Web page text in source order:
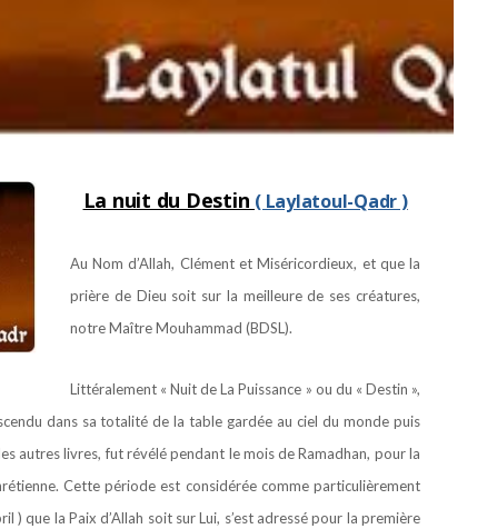
La nuit du Destin ( Laylatoul-Qadr )
Au Nom d’Allah, Clément et Miséricordieux, et que la
prière de Dieu soit sur la meilleure de ses créatures,
notre Maître Mouhammad (BDSL).
Littéralement « Nuit de La Puissance » ou du « Destin »,
dans sa totalité de la table gardée au ciel du monde puis
autres livres, fut révélé pendant le mois de Ramadhan, pour la
Cette période est considérée comme particulièrement
) que la Paix d’Allah soit sur Lui, s’est adressé pour la première